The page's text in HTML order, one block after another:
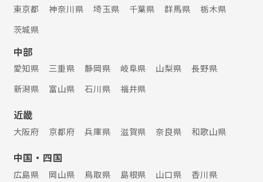
東京都 神奈川県 埼玉県 千葉県 群馬県
栃木県
茨城県
中部
愛知県 三重県 静岡県 岐阜県 山梨県
長野県
新潟県
富山県 石川県 福井県
近畿
大阪府 京都府 兵庫県 滋賀県 奈良県 和歌山県
中国・四国
広島県 岡山県 鳥取県 島根県 山口県
香川県